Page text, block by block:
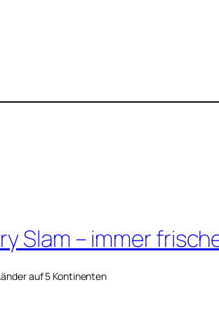
Slam – immer
auf 5 Kontinenten